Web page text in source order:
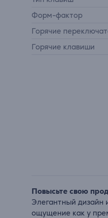
Форм-фактор
Горячие
Горячие клавиши
Повысьте свою
Элегантный дизайн
ощущение как у